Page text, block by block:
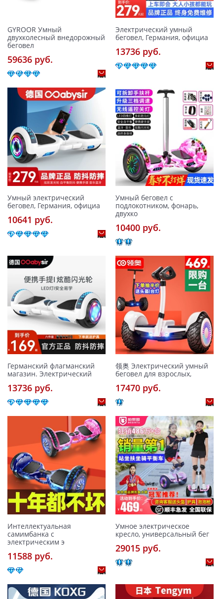
GYROOR Умный
двухколесный внедорожный
беговел
59636 pуб.
Электрический умный
беговел, Германия, официа
13736 pуб.
Умный электрический
беговел, Германия, официа
10641 pуб.
Умный беговел с
подлокотником, фонарь,
двухко
10400 pуб.
Германский флагманский
магазин. Электрический
13736 pуб.
领奥 Электрический умный
беговел для взрослых,
17470 pуб.
Интеллектуальная
самимбанка с
электрическим э
11588 pуб.
Умное электрическое
кресло, универсальный бег
29015 pуб.